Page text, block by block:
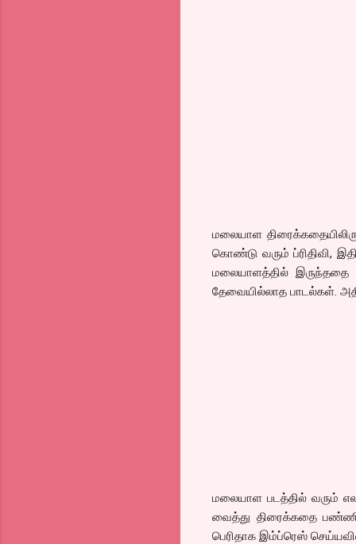
மலையாள
கொண்டு வரும் ப்ரிதிவி,
மலையாளத்தில் இருந்ததை
தேவையில்லாத பாடல்கள்.
மலையாள படத்தில் வரும்
வைத்து திரைக்கதை
பெரிதாக இம்ப்ரெஸ்